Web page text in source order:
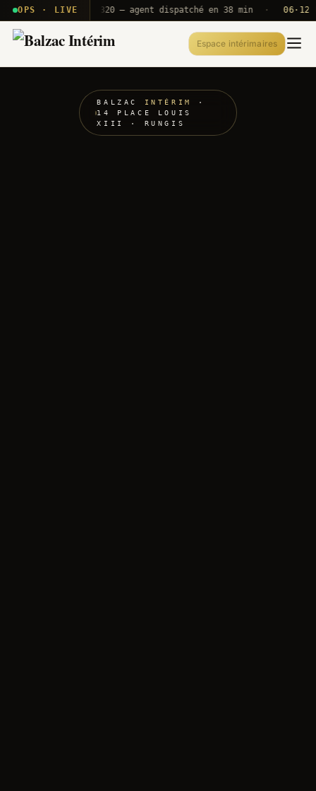
OPS · LIVE
T2E · B71 Push A320 — agent dispatché en 38 min · 06·12 UTC
Espace intérimaires
BALZAC INTÉRIM
·
14 PLACE LOUIS
XIII · RUNGIS